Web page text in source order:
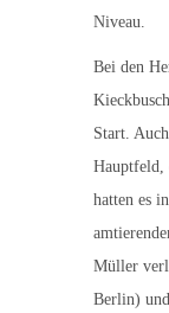
Niveau.
Bei den
Start.
Hauptfeld,
hatten es
Müller
Berlin)